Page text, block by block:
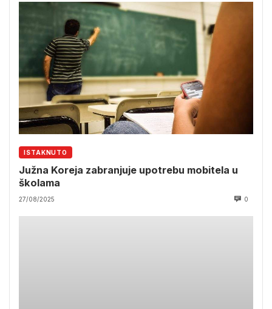
ISTAKNUTO
Južna Koreja zabranjuje upotrebu mobitela u
školama
27/08/2025 0